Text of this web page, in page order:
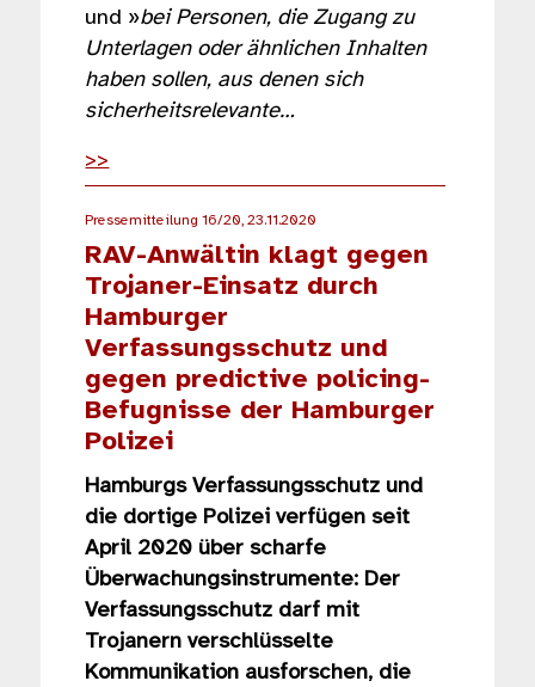
und »bei Personen, die Zugang zu
Unterlagen oder ähnlichen Inhalten
haben sollen, aus denen sich
sicherheitsrelevante…
>>
Pressemitteilung 16/20, 23.11.2020
RAV-Anwältin klagt gegen
Trojaner-Einsatz durch
Hamburger
Verfassungsschutz und
gegen predictive policing-
Befugnisse der Hamburger
Polizei
Hamburgs Verfassungsschutz und
die dortige Polizei verfügen seit
April 2020 über scharfe
Überwachungsinstrumente: Der
Verfassungsschutz darf mit
Trojanern verschlüsselte
Kommunikation ausforschen, die